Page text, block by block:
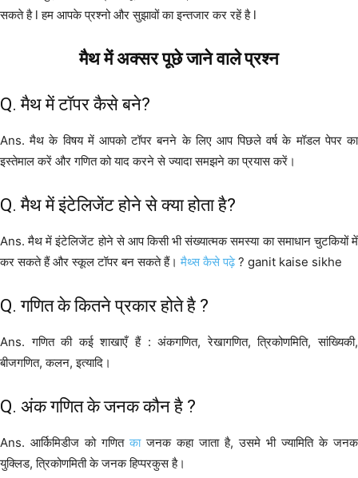
सकते है l हम आपके प्रश्नो और सुझावों का इन्तजार कर रहें है l
मैथ में अक्सर पूछे जाने वाले प्रश्न
Q. मैथ में टॉपर कैसे बने?
Ans. मैथ के विषय में आपको टॉपर बनने के लिए आप पिछले वर्ष के मॉडल पेपर का
इस्तेमाल करें और गणित को याद करने से ज्यादा समझने का प्रयास करें।
Q. मैथ में इंटेलिजेंट होने से क्या होता है?
Ans. मैथ में इंटेलिजेंट होने से आप किसी भी संख्यात्मक समस्या का समाधान चुटकियों में
कर सकते हैं और स्कूल टॉपर बन सकते हैं।मैथ्स कैसे पढ़े? ganit kaise sikhe
Q. गणित के कितने प्रकार होते है ?
Ans. गणित की कई शाखाएँ हैं : अंकगणित, रेखागणित, त्रिकोणमिति, सांख्यिकी,
बीजगणित, कलन, इत्यादि।
Q. अंक गणित के जनक कौन है ?
Ans. आर्किमिडीज को गणितकाजनक कहा जाता है, उसमे भी ज्यामिति के जनक
युक्लिड, त्रिकोणमिती के जनक हिप्परकुस है।